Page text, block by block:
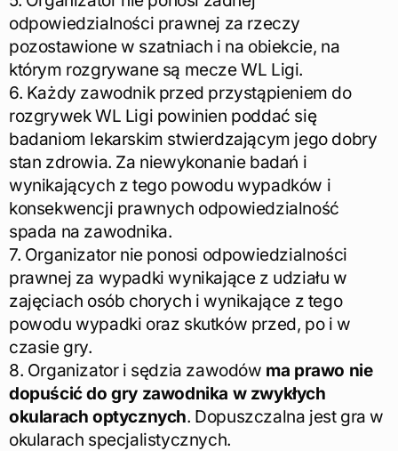
odpowiedzialności prawnej za rzeczy
pozostawione w szatniach i na obiekcie, na
którym rozgrywane są mecze WL Ligi.
6. Każdy zawodnik przed przystąpieniem do
rozgrywek WL Ligi powinien poddać się
badaniom lekarskim stwierdzającym jego dobry
stan zdrowia. Za niewykonanie badań i
wynikających z tego powodu wypadków i
konsekwencji prawnych odpowiedzialność
spada na zawodnika.
7. Organizator nie ponosi odpowiedzialności
prawnej za wypadki wynikające z udziału w
zajęciach osób chorych i wynikające z tego
powodu wypadki oraz skutków przed, po i w
czasie gry.
8. Organizator i sędzia zawodów ma prawo nie
dopuścić do gry zawodnika w zwykłych
okularach optycznych. Dopuszczalna jest gra w
okularach specjalistycznych.